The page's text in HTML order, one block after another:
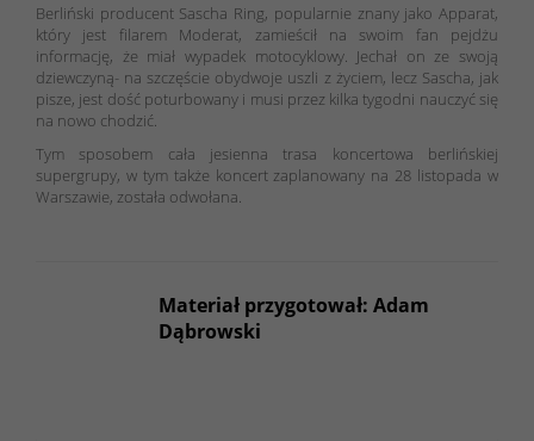
Berliński producent Sascha Ring, popularnie znany jako Apparat,
który jest filarem Moderat, zamieścił na swoim fan pejdżu
informację, że miał wypadek motocyklowy. Jechał on ze swoją
dziewczyną- na szczęście obydwoje uszli z życiem, lecz Sascha, jak
pisze, jest dość poturbowany i musi przez kilka tygodni nauczyć się
na nowo chodzić.
Tym sposobem cała jesienna trasa koncertowa berlińskiej
supergrupy, w tym także koncert zaplanowany na 28 listopada w
Warszawie, została odwołana.
Materiał przygotował: Adam
Dąbrowski